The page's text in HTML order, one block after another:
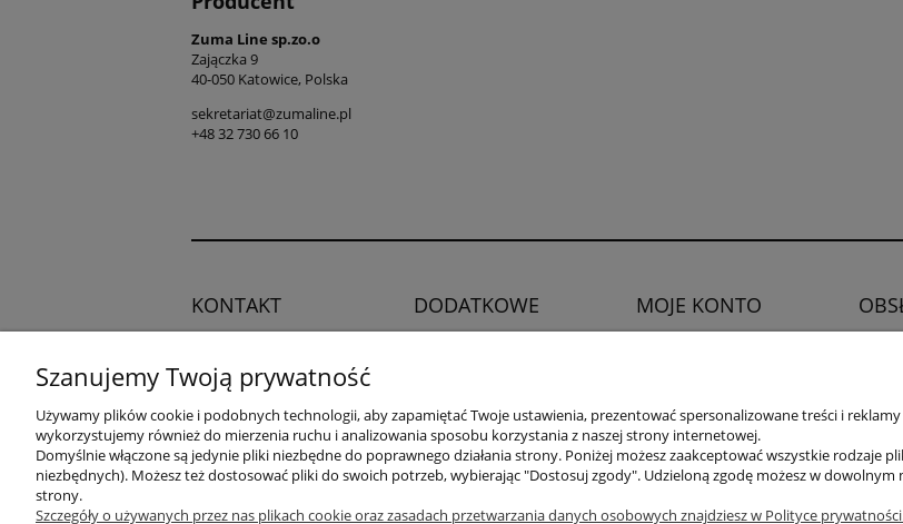
Zuma Line sp.zo.o
Zajączka 9
40-050 Katowice, Polska
sekretariat@zumaline.pl
+48 32 730 66 10
KONTAKT
Zadzwoń!
+48 504 545
749
adres:
DODATKOWE MOJE KONTO
Szanujemy Twoją prywatność
Używamy plików cookie i podobnych technologii, aby zapamiętać Twoje ustawienia, prezentować spersonalizowane treści i
wykorzystujemy również do mierzenia ruchu i analizowania sposobu korzystania z naszej strony internetowej.
Domyślnie włączone są jedynie pliki niezbędne do poprawnego działania strony. Poniżej możesz zaakceptować wszystkie rodzaje
niezbędnych). Możesz też dostosować pliki do swoich potrzeb, wybierając "Dostosuj zgody". Udzieloną zgodę możesz w
strony.
Szczegóły o używanych przez nas plikach cookie oraz zasadach przetwarzania danych osobowych znajdziesz w Polityce